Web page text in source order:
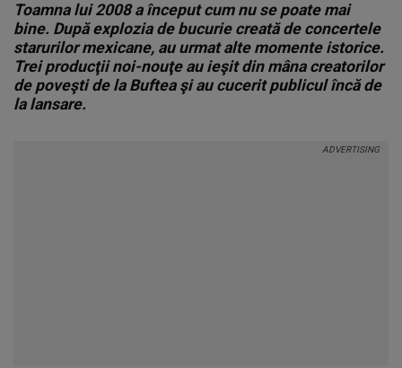
Toamna lui 2008 a început cum nu se poate mai
bine. După explozia de bucurie creată de concertele
starurilor mexicane, au urmat alte momente istorice.
Trei producţii noi-nouţe au ieşit din mâna creatorilor
de poveşti de la Buftea şi au cucerit publicul încă de
la lansare.